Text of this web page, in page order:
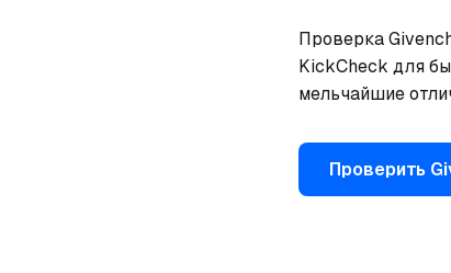
Проверка
KickCheck для
мельчайшие
Проверить